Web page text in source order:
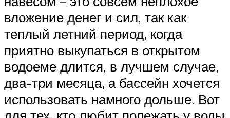
вложение денег и сил, так как
теплый летний период, когда
приятно выкупаться в открытом
водоеме длится, в лучшем случае,
два-три месяца, а бассейн хочется
использовать намного дольше. Вот